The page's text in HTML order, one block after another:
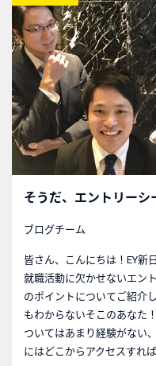
そうだ、エントリーシ
ブログチーム
皆さん、こんにちは！EY新
就職活動に欠かせないエン
のポイントについてご紹介
もわからないそこのあなた
ついてはあまり経験がない
にはどこからアクセスすれ